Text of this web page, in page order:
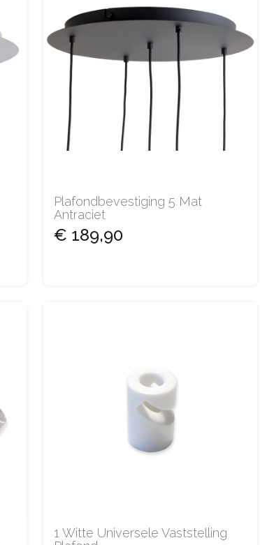
Plafondbevestiging 5 Mat
Antraciet
€ 189,90
1 Witte Universele Vaststelling